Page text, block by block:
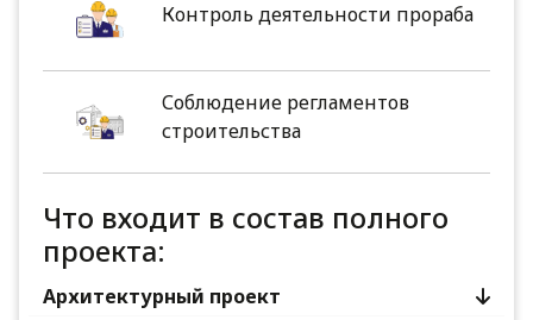
Контроль деятельности прораба
Соблюдение регламентов
строительства
Что входит в состав полного
проекта:
Архитектурный проект